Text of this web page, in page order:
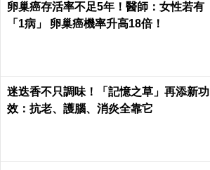
卵巢癌存活率不足5年！醫師：女性若有
「1病」 卵巢癌機率升高18倍！
迷迭香不只調味！「記憶之草」再添新功
效：抗老、護腦、消炎全靠它